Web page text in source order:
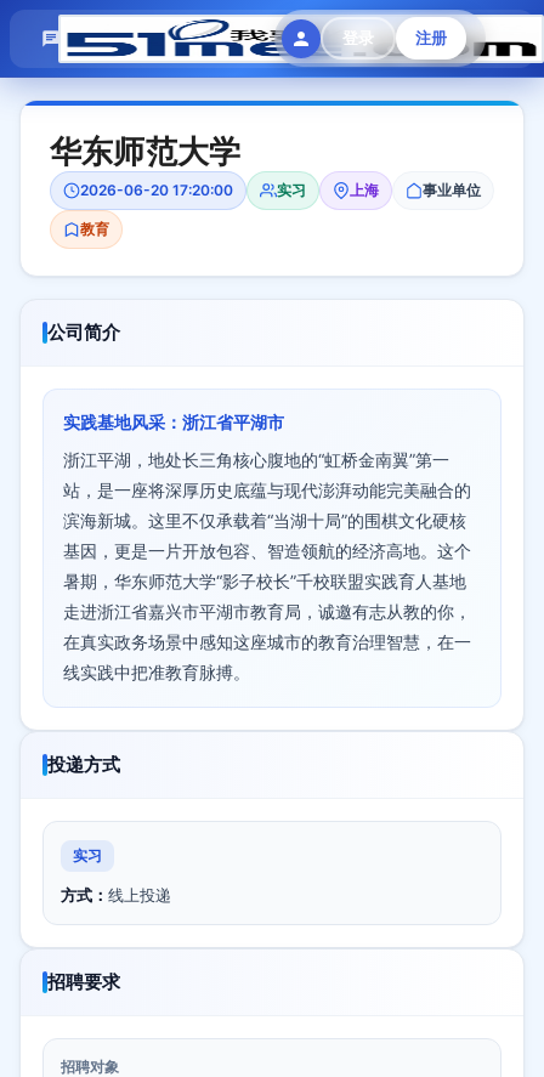
登录 注册
模拟面试 题目大全 招聘中心 会员专区
华东师范大学
2026-06-20 17:20:00 实习 上海 事业单位
教育
公司简介
实践基地风采：浙江省平湖市
浙江平湖，地处长三角核心腹地的“虹桥金南翼”第一
站，是一座将深厚历史底蕴与现代澎湃动能完美融合的
滨海新城。这里不仅承载着“当湖十局”的围棋文化硬核
基因，更是一片开放包容、智造领航的经济高地。这个
暑期，华东师范大学“影子校长”千校联盟实践育人基地
走进浙江省嘉兴市平湖市教育局，诚邀有志从教的你，
在真实政务场景中感知这座城市的教育治理智慧，在一
线实践中把准教育脉搏。
投递方式
实习
方式： 线上投递
招聘要求
招聘对象